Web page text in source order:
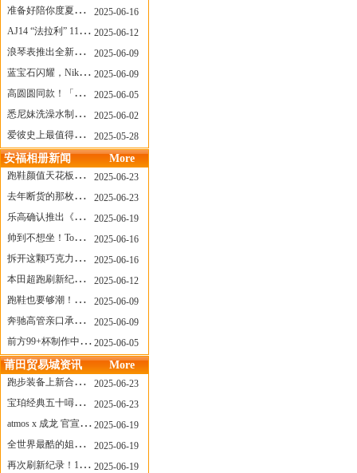
准备好陪你度夏，nanamica x Suicoke 新联名来了
2025-06-16
AJ14 “法拉利” 11年后回归，红色超跑气场全开
2025-06-12
浪琴表推出全新先行者系列祖鲁时间1925腕表
2025-06-09
蓝宝石闪耀，Nike Air Max DN8 华丽变身
2025-06-09
高圆圆同款！「赤足New Balance」新联名曝光，铺货了
2025-06-05
悉尼妹洗澡水制成肥皂开启售卖！男粉：这肥皂能吃吗？
2025-06-02
爱彼史上最值得看的大展！揭秘150年传奇制表背后
2025-05-28
安福相册新闻 More
跑鞋颜值天花板？日常也能帅一脸
2025-06-23
去年断货的那枚表， CASIO指环表又要发售了
2025-06-23
乐高确认推出《哥斯拉》积木，这设计也太酷了！
2025-06-19
帅到不想坐！Tom Sachs x Helinox 这把露营椅太炸了
2025-06-16
拆开这颗巧克力，居然是皮卡丘？
2025-06-16
本田超跑刷新纪录了！700万元成交价
2025-06-12
跑鞋也要够潮！昂跑 x Slam Jam 联名即将发售
2025-06-09
奔驰高管亲口承认：电动G级，完全失败了！
2025-06-09
前方99+杯制作中！「爷爷不泡茶」苹果狗、桃桃喵，今夏顶流潮饮！
2025-06-05
莆田贸易城资讯 More
跑步装备上新合集，最近有什么可以关注的呢？
2025-06-23
宝珀经典五十噚家族再添新员 适配所有腕围的38mm小表径腕表亮相
2025-06-23
atmos x 成龙 官宣，《警察故事》联名短袖公布！
2025-06-19
全世界最酷的姐姐，和Nike联名的鞋要来了！
2025-06-19
再次刷新纪录！14只 LABUBU 共拍出240万元
2025-06-19